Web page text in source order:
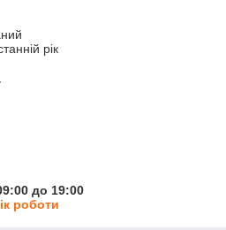
рік
до 19:00
роботи